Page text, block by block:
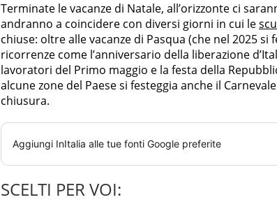
Terminate le vacanze di Natale, all’orizzonte ci
andranno a coincidere con diversi giorni in cui le
chiuse: oltre alle vacanze di Pasqua (che nel 2025 si
ricorrenze come l’anniversario della liberazione
lavoratori del Primo maggio e la festa della
alcune zone del Paese si festeggia anche il
chiusura.
Aggiungi InItalia alle tue fonti Google preferite
SCELTI PER VOI: